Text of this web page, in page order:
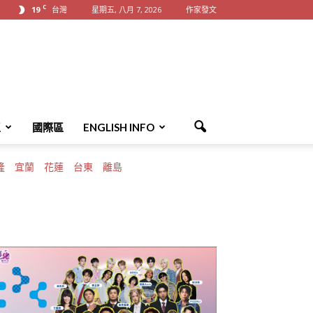
19 C 台灣 星期五, 八月 7, 2026 作家發文
國際區 ENGLISH INFO
宜蘭 花蓮 台東 離島